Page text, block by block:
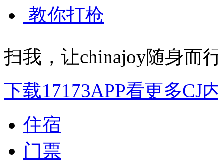
教你打枪
扫我，让chinajoy随身而
下载17173APP看更多CJ
住宿
门票